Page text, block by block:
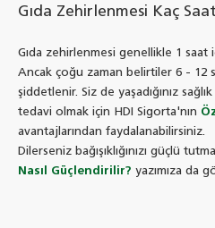
Gıda Zehirlenmesi Kaç
Gıda zehirlenmesi genellikle 1
Ancak çoğu zaman belirtiler 6 - 12
şiddetlenir. Siz de yaşadığınız
tedavi olmak için HDI Sigorta'nın
avantajlarından faydalanabilirsiniz.
Dilerseniz bağışıklığınızı güçlü
Nasıl Güçlendirilir? yazımıza da